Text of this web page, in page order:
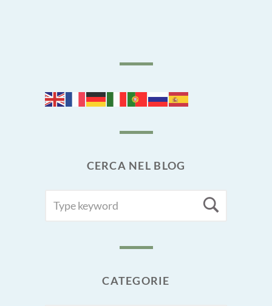
CERCA NEL BLOG
FOR:
CATEGORIE